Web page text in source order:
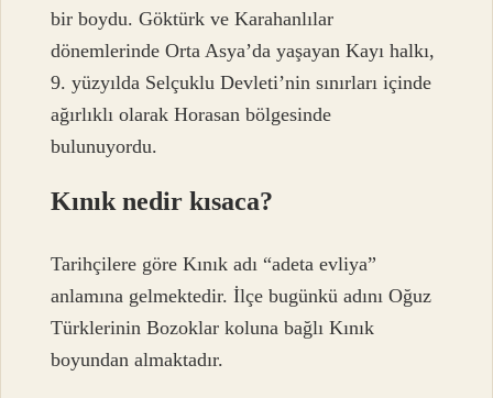
bir boydu. Göktürk ve Karahanlılar
dönemlerinde Orta Asya’da yaşayan Kayı halkı,
9. yüzyılda Selçuklu Devleti’nin sınırları içinde
ağırlıklı olarak Horasan bölgesinde
bulunuyordu.
Kınık nedir kısaca?
Tarihçilere göre Kınık adı “adeta evliya”
anlamına gelmektedir. İlçe bugünkü adını Oğuz
Türklerinin Bozoklar koluna bağlı Kınık
boyundan almaktadır.